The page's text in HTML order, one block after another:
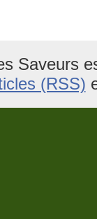
Saveurs
(RSS)